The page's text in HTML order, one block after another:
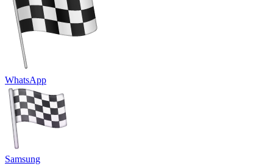
WhatsApp
Samsung